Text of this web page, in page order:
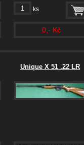
ks
0,- Kč
Unique X 51 .22 LR